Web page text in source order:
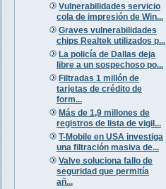
Vulnerabilidades servicio
cola de impresión de Win...
Graves vulnerabilidades
chips Realtek utilizados p...
La policía de Dallas deja
libre a un sospechoso po...
Filtradas 1 millón de
tarjetas de crédito de
form...
Más de 1,9 millones de
registros de lista de vigil...
T-Mobile en USA investiga
una filtración masiva de...
Valve soluciona fallo de
seguridad que permitía
añ...